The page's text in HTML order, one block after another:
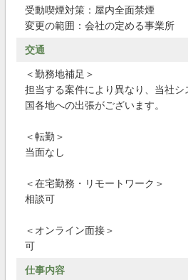
受動喫煙対策：屋内全面禁煙
変更の範囲：会社の定める事業所
交通
＜勤務地補足＞
担当する案件により異なり、当社
国各地への出張がございます。
＜転勤＞
当面なし
＜在宅勤務・リモートワーク＞
相談可
＜オンライン面接＞
可
仕事内容